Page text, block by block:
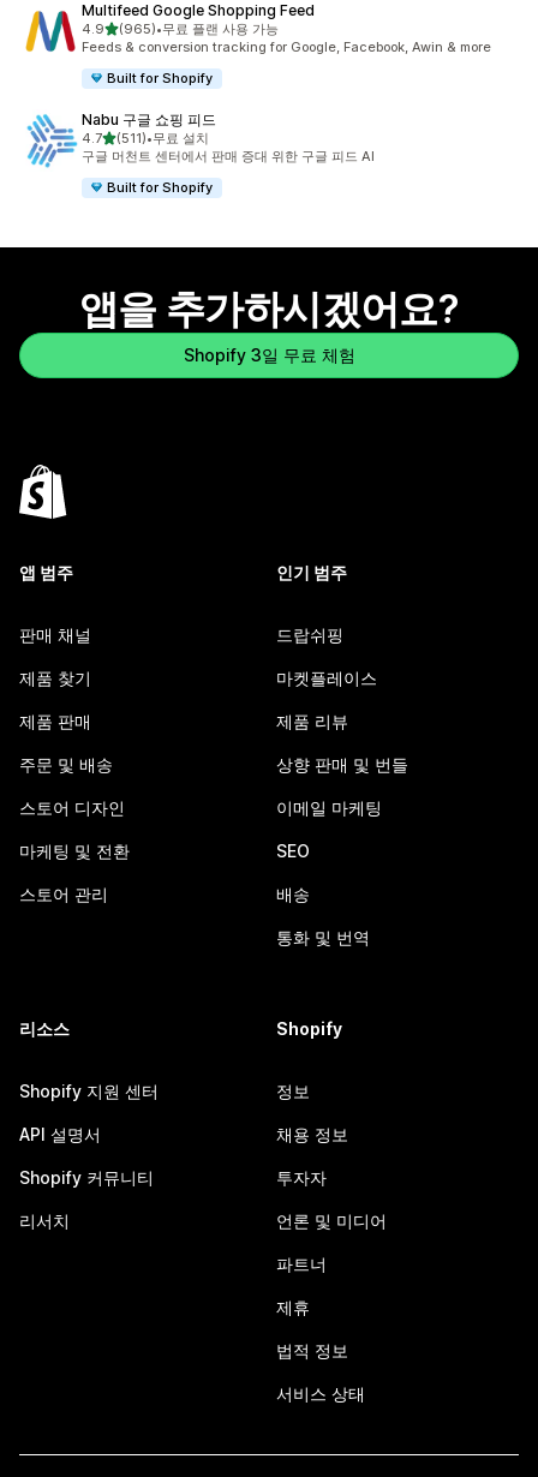
Multifeed Google Shopping Feed
4.9별 5개 중
(965)
총 리뷰 965개
•무료 플랜 사용 가능
Feeds & conversion tracking for Google, Facebook, Awin & more
Built for Shopify
Nabu 구글 쇼핑 피드
4.7별 5개 중
(511)
총 리뷰 511개
•무료 설치
구글 머천트 센터에서 판매 증대 위한 구글 피드 AI
Built for Shopify
앱을 추가하시겠어요?
Shopify 3일 무료 체험
앱 범주
판매 채널
제품 찾기
제품 판매
주문 및 배송
스토어 디자인
마케팅 및 전환
스토어 관리
인기 범주
드랍쉬핑
마켓플레이스
제품 리뷰
상향 판매 및 번들
이메일 마케팅
SEO
배송
통화 및 번역
리소스
Shopify 지원 센터
API 설명서
Shopify 커뮤니티
리서치
Shopify
정보
채용 정보
투자자
언론 및 미디어
파트너
제휴
법적 정보
서비스 상태